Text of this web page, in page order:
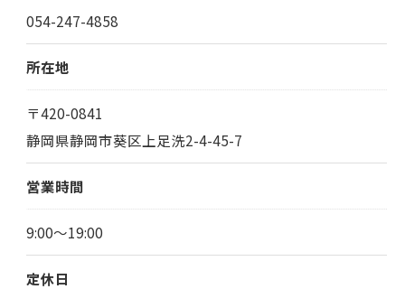
054-247-4858
所在地
〒420-0841
静岡県静岡市葵区上足洗2-4-45-7
営業時間
9:00～19:00
定休日